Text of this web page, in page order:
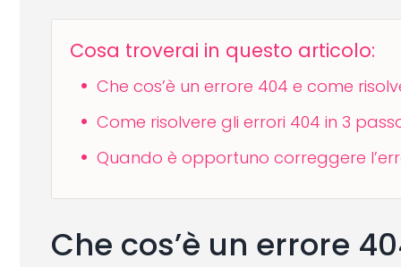
Cosa troverai in questo articolo:
Che cos’è un errore 404 e come
Come risolvere gli errori 404 in 3
Quando è opportuno correggere
Che cos’è un errore